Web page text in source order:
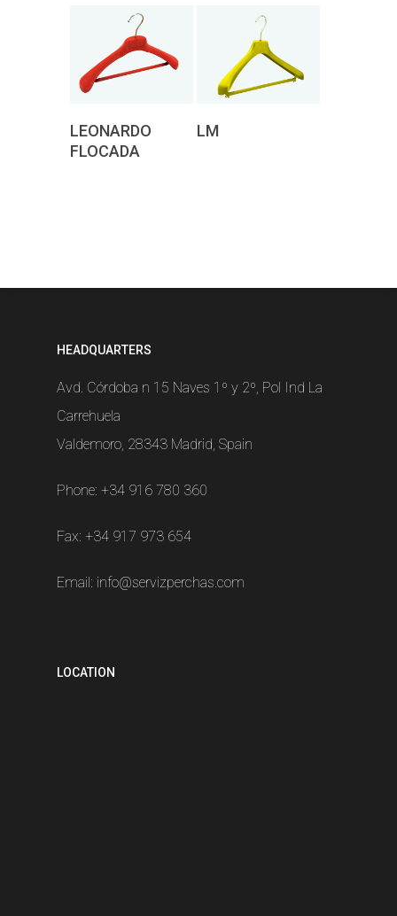
LEONARDO
FLOCADA
LM
HEADQUARTERS
Avd. Córdoba n 15 Naves 1º y 2º, Pol Ind La
Carrehuela
Valdemoro, 28343 Madrid, Spain
Phone: +34 916 780 360
Fax: +34 917 973 654
Email: info@servizperchas.com
LOCATION